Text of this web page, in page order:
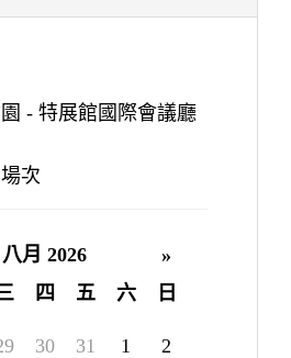
- 特展館國際會議廳
次
八月 2026
»
四 五 六 日
30 31 1 2